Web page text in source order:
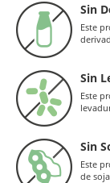
Sin
Este
Sin
Este
Sin
Este
de